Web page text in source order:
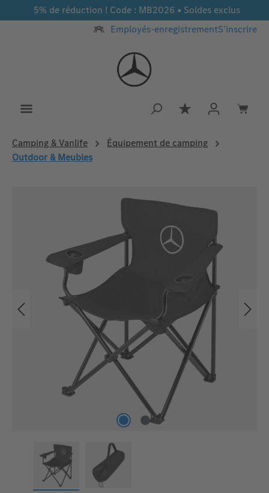
Passer au contenu principal
5% de réduction ! Code : MB2026 • Soldes exclus
Employés-enregistrementS'inscrire
Vous avez 0
Camping & Vanlife
Équipement de camping
Outdoor & Meubles